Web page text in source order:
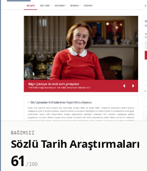
BAĞIMSIZ
Sözlü Tarih Araştırmaları
61 /100